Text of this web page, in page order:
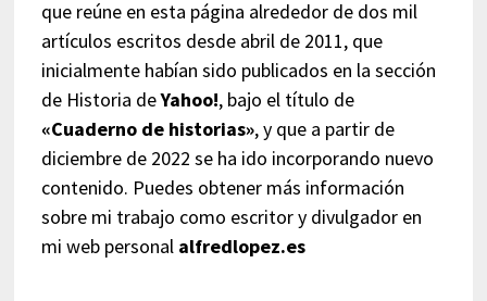
que reúne en esta página alrededor de dos mil
artículos escritos desde abril de 2011, que
inicialmente habían sido publicados en la sección
de Historia deYahoo!, bajo el título de
«Cuaderno de historias», y que a partir de
diciembre de 2022 se ha ido incorporando nuevo
contenido. Puedes obtener más información
sobre mi trabajo como escritor y divulgador en
mi web personal alfredlopez.es